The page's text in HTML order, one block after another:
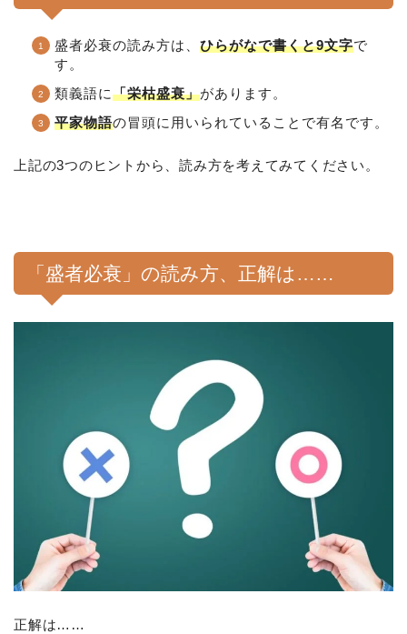
盛者必衰の読み方は、 ひらがなで書くと9文字で
す。
類義語に「栄枯盛衰」があります。
平家物語の冒頭に用いられていることで有名です。
上記の3つのヒントから、読み方を考えてみてください。
「盛者必衰」の読み方、正解は……
正解は……